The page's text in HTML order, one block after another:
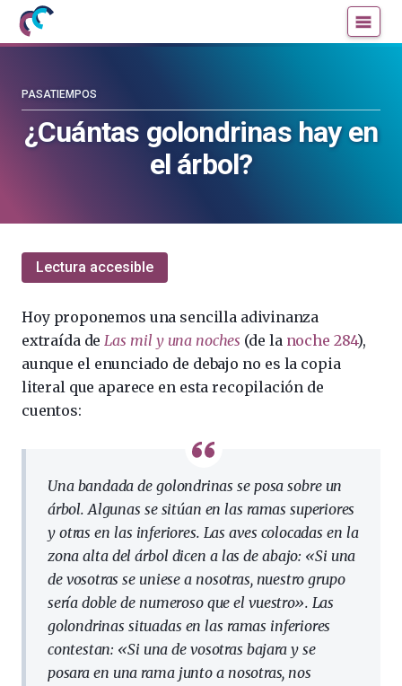
Mujeres
con
la
blog
la
¿Cuántas golondrinas hay en
el árbol?
PASATIEMPOS
Lectura accesible
Hoy proponemos una sencilla adivinanza
extraída deLas mil y una noches (de la noche 284),
aunque el enunciado de debajo no es la copia
literal que aparece en esta recopilación de
cuentos:
Una bandada de golondrinas se posa sobre un
árbol. Algunas se sitúan en las ramas superiores
y otras en las inferiores. Las aves colocadas en la
zona alta del árbol dicen a las de abajo: «Si una
de vosotras se uniese a nosotras, nuestro grupo
sería doble de numeroso que el vuestro». Las
golondrinas situadas en las ramas inferiores
contestan: «Si una de vosotras bajara y se
posara en una rama junto a nosotras, nos